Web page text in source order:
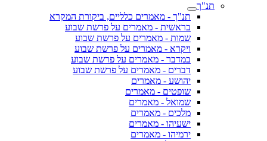
תנ"ך
תנ"ך - מאמרים כלליים, ביקורת המקרא
בראשית - מאמרים על פרשת שבוע
שמות - מאמרים על פרשת שבוע
ויקרא - מאמרים על פרשת שבוע
במדבר - מאמרים על פרשת שבוע
דברים - מאמרים על פרשת שבוע
יהושע - מאמרים
שופטים - מאמרים
שמואל - מאמרים
מלכים - מאמרים
ישעיהו - מאמרים
ירמיהו - מאמרים